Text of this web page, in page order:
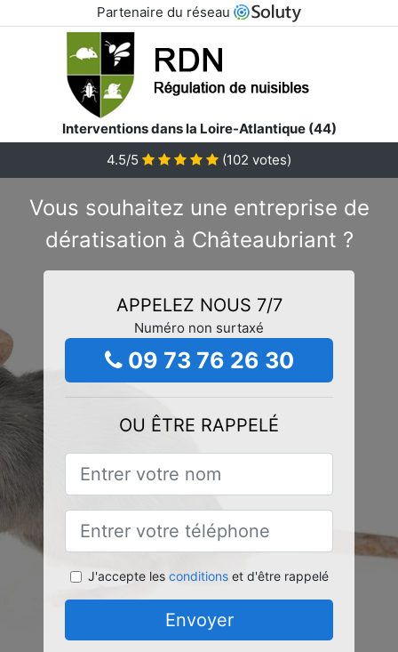
Partenaire du réseau
Interventions dans la Loire-Atlantique (44)
4.5/5
(102 votes)
Vous souhaitez une entreprise de
dératisation à Châteaubriant ?
APPELEZ NOUS 7/7
Numéro non surtaxé
09 73 76 26 30
OU ÊTRE RAPPELÉ
J'accepte les conditionset d'être rappelé
Envoyer